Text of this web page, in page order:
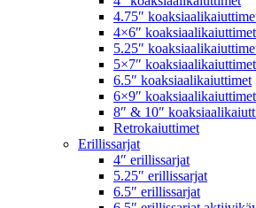
4.75″
4×6″ koaksiaalikaiuttimet
5.25″
5×7″ koaksiaalikaiuttimet
6.5″ koaksiaalikaiuttimet
6×9″ koaksiaalikaiuttimet
8″ & 10″
Retrokaiuttimet
Erillissarjat
4″ erillissarjat
5.25″ erillissarjat
6.5″ erillissarjat